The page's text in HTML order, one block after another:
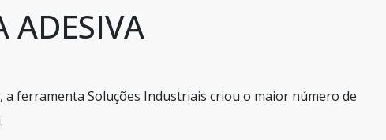
ADESIVA
a ferramenta Soluções Industriais criou o maior número de